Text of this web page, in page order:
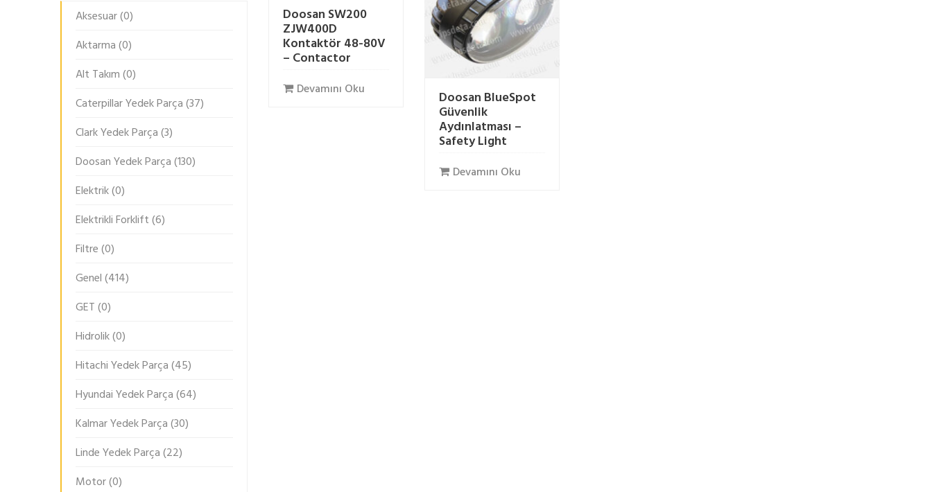
Doosan SW200
ZJW400D
Kontaktör 48-80V
– Contactor
Devamını Oku Doosan BlueSpot
Güvenlik
Aydınlatması –
Safety Light
Devamını Oku
Aksesuar(0)
Aktarma(0)
Alt Takım(0)
Caterpillar Yedek Parça(37)
Clark Yedek Parça(3)
Doosan Yedek Parça(130)
Elektrik(0)
Elektrikli Forklift(6)
Filtre(0)
Genel(414)
GET(0)
Hidrolik(0)
Hitachi Yedek Parça(45)
Hyundai Yedek Parça(64)
Kalmar Yedek Parça(30)
Linde Yedek Parça(22)
Motor(0)